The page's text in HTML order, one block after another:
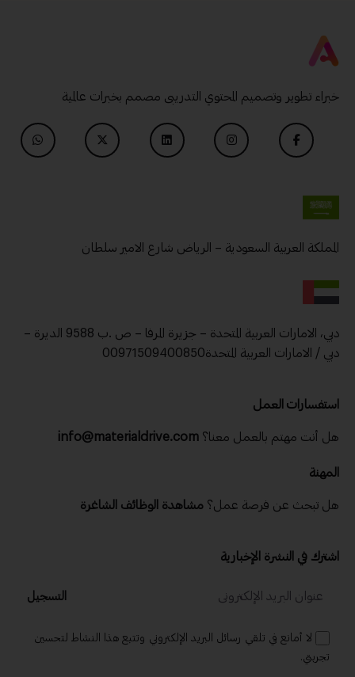
خبراء تطوير وتصميم المحتوي التدريبى مصمم بخبرات عالمية
المملكة العربية السعودية – الرياض شارع الامير سلطان
دبي، الامارات العربية المتحدة – جزيرة المرفا – ص .ب 9588 الديرة –
دبي / الامارات العربية المتحدة00971509400850
استفسارات العمل
هل أنت مهتم بالعمل معنا؟ info@materialdrive.com
المهنة
هل تبحث عن فرصة عمل؟ مشاهدة الوظائف الشاغرة
اشترك في النشرة الإخبارية
التسجيل
لا أمانع في تلقي رسائل البريد الإلكتروني وتتبع هذا النشاط لتحسين
تجربتي.